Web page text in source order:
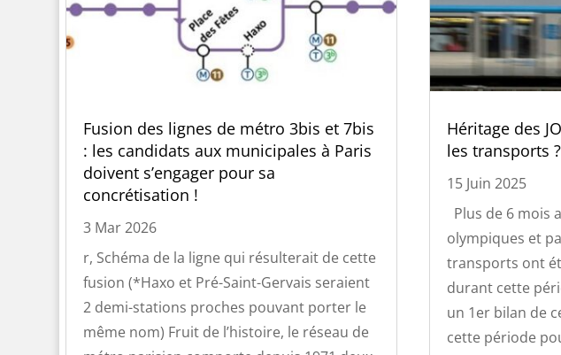
Fusion des lignes de métro 3bis et 7bis
: les candidats aux municipales à Paris
doivent s’engager pour sa
concrétisation !
3 Mar 2026
r, Schéma de la ligne qui résulterait de cette
fusion (*Haxo et Pré-Saint-Gervais seraient
2 demi-stations proches pouvant porter le
même nom) Fruit de l’histoire, le réseau de
Héritage des
les transports ?
15 Juin 2025
Plus de 6 mois
olympiques et
transports ont
durant cette
un 1er bilan de
cette période